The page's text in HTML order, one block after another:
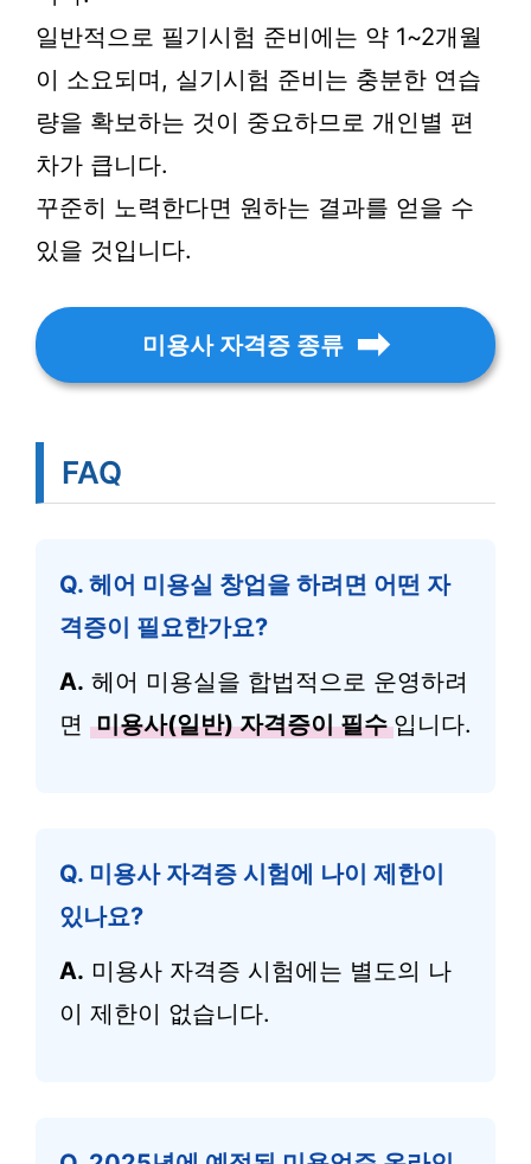
일반적으로 필기시험 준비에는 약 1~2개월
이 소요되며, 실기시험 준비는 충분한 연습
량을 확보하는 것이 중요하므로 개인별 편
차가 큽니다.
꾸준히 노력한다면 원하는 결과를 얻을 수
있을 것입니다.
미용사 자격증 종류
FAQ
Q. 헤어 미용실 창업을 하려면 어떤 자
격증이 필요한가요?
A. 헤어 미용실을 합법적으로 운영하려
면 미용사(일반) 자격증이 필수 입니다.
Q. 미용사 자격증 시험에 나이 제한이
있나요?
A. 미용사 자격증 시험에는 별도의 나
이 제한이 없습니다.